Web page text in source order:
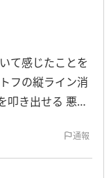
て感じたことを
フの縦ライン消
叩き出せる 悪い
ンミスや 盤面
す！ ポテンシャ
ですね！
通報